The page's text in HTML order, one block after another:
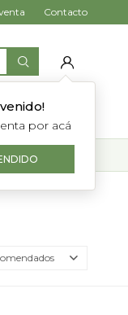
por acá
Contacto